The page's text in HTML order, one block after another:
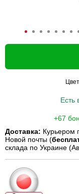
Есть
+67
Доставка: Курьером
Новой почты (
склада по Украине